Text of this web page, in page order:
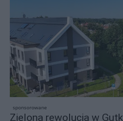
sponsorowane
Zielona rewolucja w